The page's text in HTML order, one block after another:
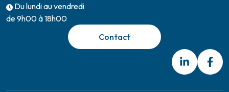
Du lundi au vendredi
de 9h00 à 18h00
Contact